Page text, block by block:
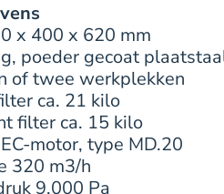
x 400 x 620 mm
poeder gecoat
of twee werkplekken
ca. 21 kilo
filter ca. 15 kilo
motor, type MD.20
320 m3/h
9.000 Pa